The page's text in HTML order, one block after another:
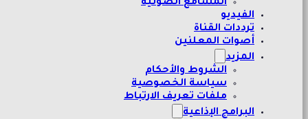
المسامع الصوتية
الفيديو
ترددات القناة
أصوات المعلنين
المزيد
الشروط والأحكام
سياسة الخصوصية
ملفات تعريف الارتباط
البرامج الإذاعية